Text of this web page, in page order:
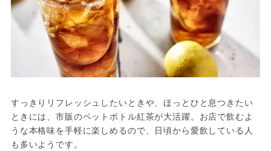
すっきりリフレッシュしたいときや、ほっとひと息つきたい
ときには、市販のペットボトル紅茶が大活躍。お店で飲むよ
うな本格味を手軽に楽しめるので、日頃から愛飲している人
も多いようです。